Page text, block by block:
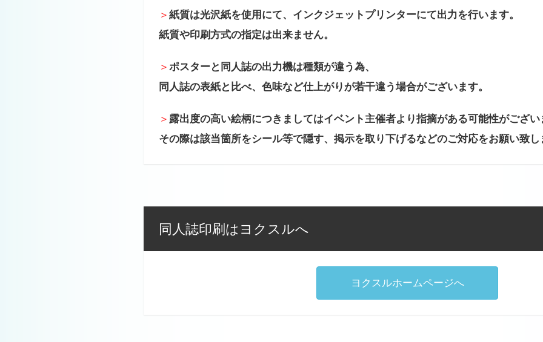
＞ 紙質は光沢紙を使用にて、インクジェットプリンターにて出力を行います。
紙質や印刷方式の指定は出来ません。
＞ ポスターと同人誌の出力機は種類が違う為、
同人誌の表紙と比べ、色味など仕上がりが若干違う場合がございます。
＞ 露出度の高い絵柄につきましてはイベント主催者より指摘がある可能性がござい
その際は該当箇所をシール等で隠す、掲示を取り下げるなどのご対応をお願い致し
同人誌印刷はヨクスルへ
ヨクスルホームページへ